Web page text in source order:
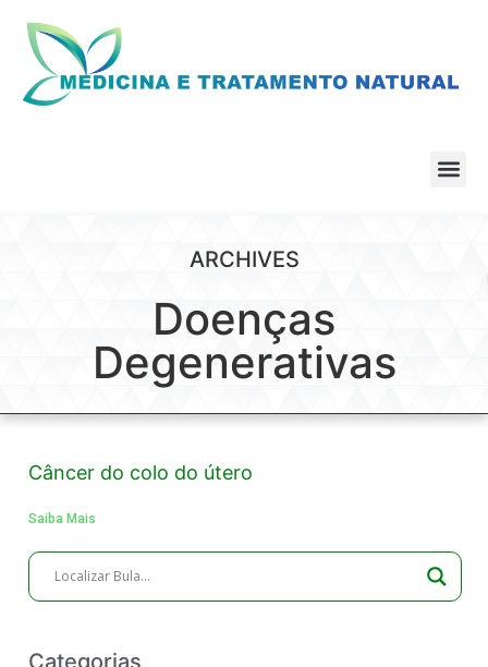
ARCHIVES
Doenças
Degenerativas
Câncer do colo do útero
Saiba Mais
Categorias